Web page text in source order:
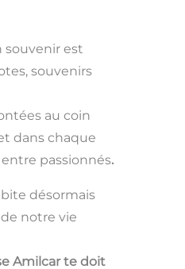
souvenir est
souvenirs
au coin
et dans chaque
passionnés.
désormais
notre vie
Amilcar te doit